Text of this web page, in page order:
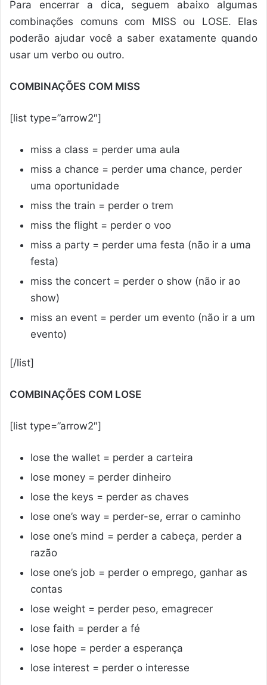
Para encerrar a dica, seguem abaixo algumas
combinações comuns com MISS ou LOSE. Elas
poderão ajudar você a saber exatamente quando
usar um verbo ou outro.
COMBINAÇÕES COM MISS
[list type=”arrow2″]
miss a class = perder uma aula
miss a chance = perder uma chance, perder
uma oportunidade
miss the train = perder o trem
miss the flight = perder o voo
miss a party = perder uma festa (não ir a uma
festa)
miss the concert = perder o show (não ir ao
show)
miss an event = perder um evento (não ir a um
evento)
[/list]
COMBINAÇÕES COM LOSE
[list type=”arrow2″]
lose the wallet = perder a carteira
lose money = perder dinheiro
lose the keys = perder as chaves
lose one’s way = perder-se, errar o caminho
lose one’s mind = perder a cabeça, perder a
razão
lose one’s job = perder o emprego, ganhar as
contas
lose weight = perder peso, emagrecer
lose faith = perder a fé
lose hope = perder a esperança
lose interest = perder o interesse